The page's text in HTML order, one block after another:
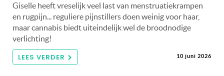
Giselle heeft vreselijk veel last van menstruatiekrampen
en rugpijn... reguliere pijnstillers doen weinig voor haar,
maar cannabis biedt uiteindelijk wel de broodnodige
verlichting!
LEES VERDER 10 juni 2026